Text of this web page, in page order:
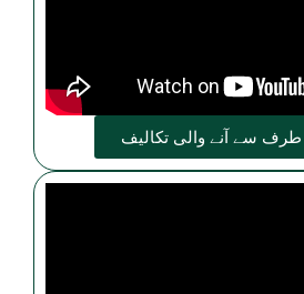
سے آنے والی تکالیف